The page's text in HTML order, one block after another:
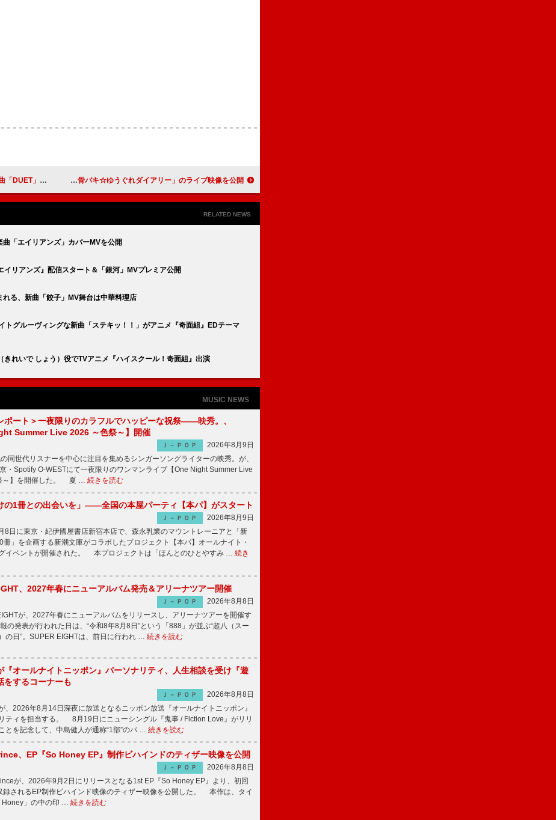
配信リリース ano、2/18発売のLIVE Blu-ray『呪いをかけて、まぼろしをといて。』武道館公演より「骨バキ☆ゆうぐれダイアリー」のライブ映像を公開
RELATED NEWS
「エイリアンズ」カバーMVを公開
イリアンズ』配信スタート＆「銀河」MVプレミア公開
る、新曲「餃子」MV舞台は中華料理店
トグルーヴィングな新曲「ステキッ！！」がアニメ『奇面組』EDテーマ
きれいで しょう）役でTVアニメ『ハイスクール！奇面組』出演
MUSIC NEWS
ポート＞一夜限りのカラフルでハッピーな祝祭――映秀。、
Summer Live 2026 ～色祭～】開催
Ｊ－ＰＯＰ
2026年8月9日
同世代リスナーを中心に注目を集めるシンガーソングライターの映秀。が、
・Spotify O-WESTにて一夜限りのワンマンライブ【One Night Summer Live
～】を開催した。 夏 … 続きを読む
の1冊との出会いを」――全国の本屋パーティ【本パ】がスタート
Ｊ－ＰＯＰ
2026年8月9日
日に東京・紀伊國屋書店新宿本店で、森永乳業のマウントレーニアと「新
冊」を企画する新潮文庫がコラボしたプロジェクト【本パ】オールナイト・
イベントが開催された。 本プロジェクトは「ほんとのひとやすみ … 続き
、2027年春にニューアルバム発売＆アリーナツアー開催
Ｊ－ＰＯＰ
2026年8月8日
が、2027年春にニューアルバムをリリースし、アリーナツアーを開催す
発表が行われた日は、“令和8年8月8日”という「888」が並ぶ“超八（スー
の日”。SUPER EIGHTは、前日に行われ … 続きを読む
『オールナイトニッポン』パーソナリティ、人生相談を受け『遊
をするコーナーも
Ｊ－ＰＯＰ
2026年8月8日
、2026年8月14日深夜に放送となるニッポン放送『オールナイトニッポン』
ティを担当する。 8月19日にニューシングル『鬼事 / Fiction Love』がリリ
とを記念して、中島健人が通称“1部”のパ … 続きを読む
、EP『So Honey EP』制作ビハインドのティザー映像を公開
Ｊ－ＰＯＰ
2026年8月8日
が、2026年9月2日にリリースとなる1st EP『So Honey EP』より、初回
録されるEP制作ビハインド映像のティザー映像を公開した。 本作は、タイ
Honey」の中の印 … 続きを読む